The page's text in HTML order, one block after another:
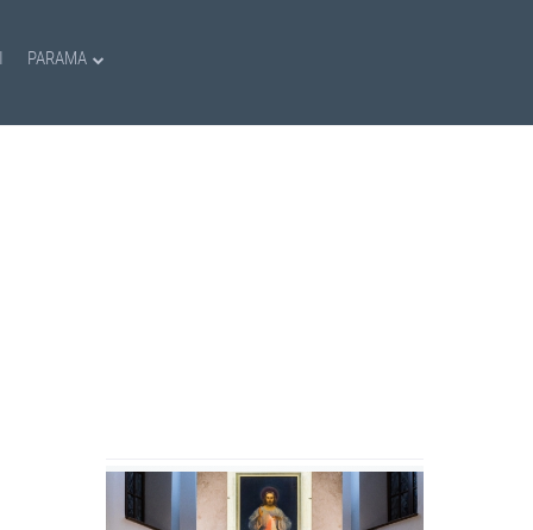
PARAMA